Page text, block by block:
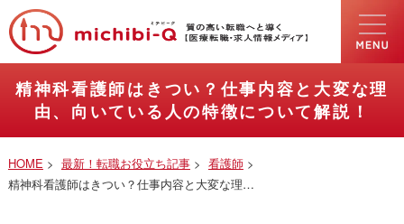
精神科看護師はきつい？仕事内容と大変な理
由、向いている人の特徴について解説！
HOME > 最新！転職お役立ち記事> 看護師>
精神科看護師はきつい？仕事内容と大変な理…